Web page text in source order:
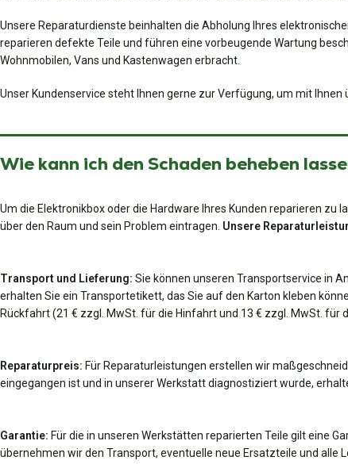
Unsere Reparaturdienste beinhalten die Abholung Ihres
reparieren defekte Teile und führen eine vorbeugende Wartung
Wohnmobilen, Vans und Kastenwagen erbracht.
Unser Kundenservice steht Ihnen gerne zur Verfügung, um mit
Wie kann ich den Schaden beheben
Um die Elektronikbox oder die Hardware Ihres Kunden reparieren zu
über den Raum und sein Problem eintragen. Unsere
Transport und Lieferung: Sie können unseren Transportservice in
erhalten Sie ein Transportetikett, das Sie auf den Karton kleben
Rückfahrt (21 € zzgl. MwSt. für die Hinfahrt und 13 € zzgl. MwSt. für
Reparaturpreis: Für Reparaturleistungen erstellen wir
eingegangen ist und in unserer Werkstatt diagnostiziert wurde,
Garantie: Für die in unseren Werkstätten reparierten Teile gilt eine
übernehmen wir den Transport, eventuelle neue Ersatzteile und alle